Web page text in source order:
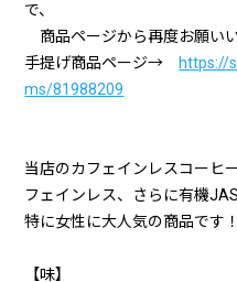
で、
商品ページから再度お願いい
手提げ商品ページ→ https://
ms/81988209
当店のカフェインレスコーヒ
フェインレス、さらに有機
特に女性に大人気の商品です！
【味】